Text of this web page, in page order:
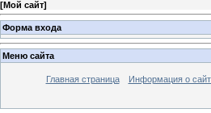
[Мой сайт]
Форма входа
Меню сайта
Главная страница Информация о